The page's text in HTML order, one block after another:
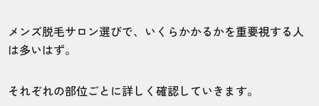
メンズ脱毛サロン選びで、いくらかかるかを重要視する人
は多いはず。
それぞれの部位ごとに詳しく確認していきます。